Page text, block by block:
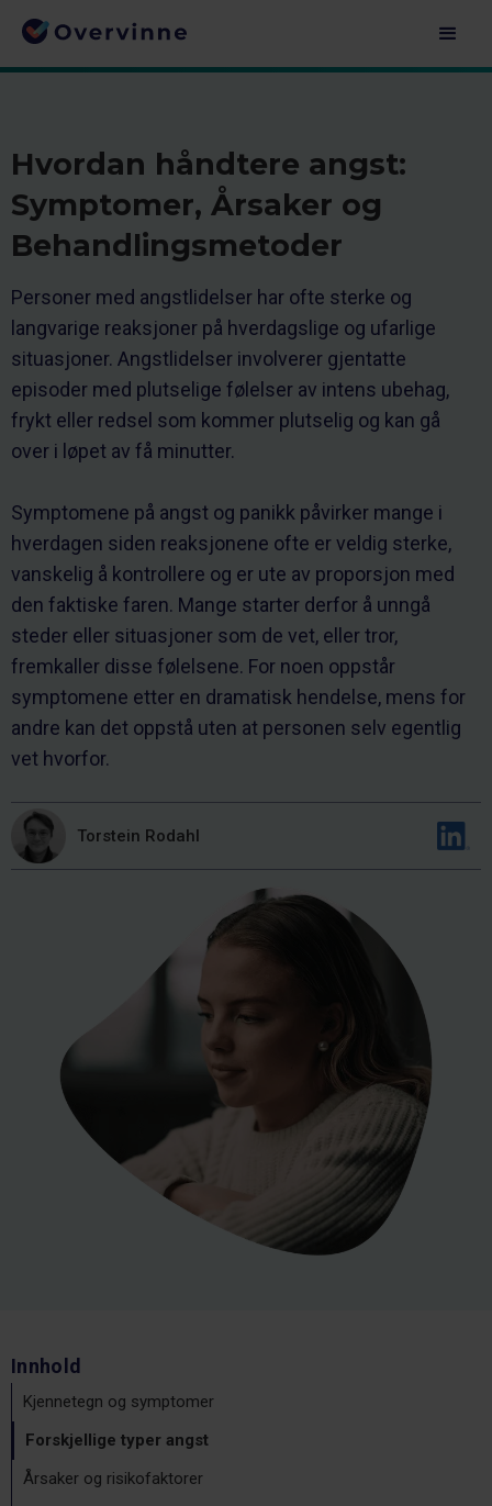
Hvordan håndtere angst:
Symptomer, Årsaker og
Behandlingsmetoder
Personer med angstlidelser har ofte sterke og
langvarige reaksjoner på hverdagslige og ufarlige
situasjoner. Angstlidelser involverer gjentatte
episoder med plutselige følelser av intens ubehag,
frykt eller redsel som kommer plutselig og kan gå
over i løpet av få minutter.
Symptomene på angst og panikk påvirker mange i
hverdagen siden reaksjonene ofte er veldig sterke,
vanskelig å kontrollere og er ute av proporsjon med
den faktiske faren. Mange starter derfor å unngå
steder eller situasjoner som de vet, eller tror,
fremkaller disse følelsene. For noen oppstår
symptomene etter en dramatisk hendelse, mens for
andre kan det oppstå uten at personen selv egentlig
vet hvorfor.
Torstein Rodahl
Innhold
Kjennetegn og symptomer
Forskjellige typer angst
Årsaker og risikofaktorer